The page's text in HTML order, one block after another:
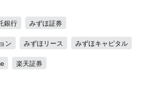
銀行 みずほ証券
ン みずほリース みずほキャピタル
楽天証券